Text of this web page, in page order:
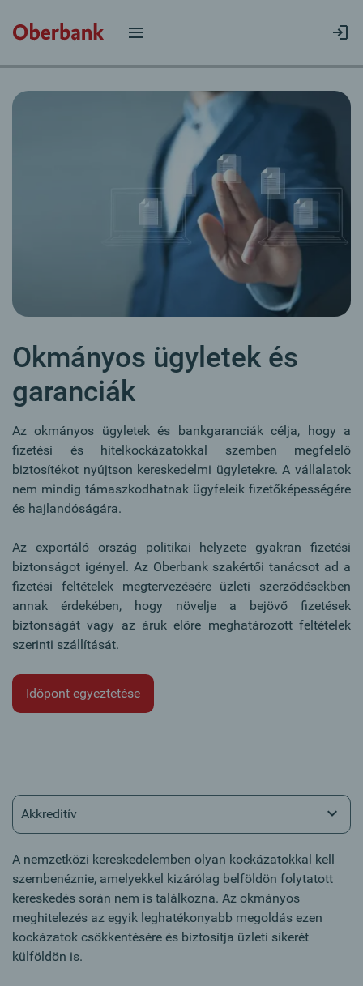
Okmányos ügyletek és
garanciák
Az okmányos ügyletek és bankgaranciák célja, hogy a
fizetési és hitelkockázatokkal szemben megfelelő
biztosítékot nyújtson kereskedelmi ügyletekre. A vállalatok
nem mindig támaszkodhatnak ügyfeleik fizetőképességére
és hajlandóságára.
Az exportáló ország politikai helyzete gyakran fizetési
biztonságot igényel. Az Oberbank szakértői tanácsot ad a
fizetési feltételek megtervezésére üzleti szerződésekben
annak érdekében, hogy növelje a bejövő fizetések
biztonságát vagy az áruk előre meghatározott feltételek
szerinti szállítását.
Időpont egyeztetése
Akkreditív
A nemzetközi kereskedelemben olyan kockázatokkal kell
szembenéznie, amelyekkel kizárólag belföldön folytatott
kereskedés során nem is találkozna. Az okmányos
meghitelezés az egyik leghatékonyabb megoldás ezen
kockázatok csökkentésére és biztosítja üzleti sikerét
külföldön is.